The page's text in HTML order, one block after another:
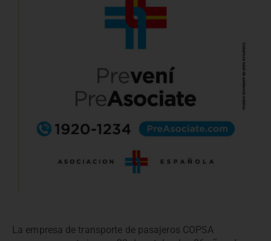
La empresa de transporte de pasajeros COPSA